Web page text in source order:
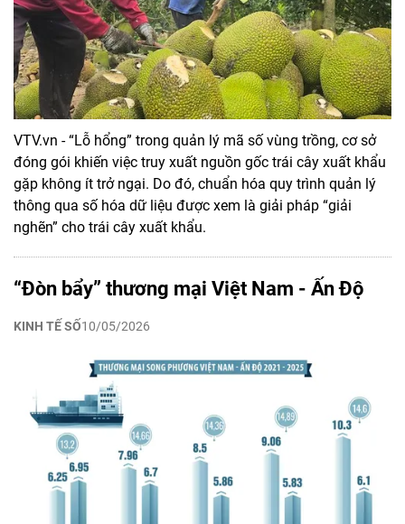
VTV.vn - “Lỗ hổng” trong quản lý mã số vùng trồng, cơ sở
đóng gói khiến việc truy xuất nguồn gốc trái cây xuất khẩu
gặp không ít trở ngại. Do đó, chuẩn hóa quy trình quản lý
thông qua số hóa dữ liệu được xem là giải pháp “giải
nghẽn” cho trái cây xuất khẩu.
“Đòn bẩy” thương mại Việt Nam - Ấn Độ
KINH TẾ SỐ10/05/2026